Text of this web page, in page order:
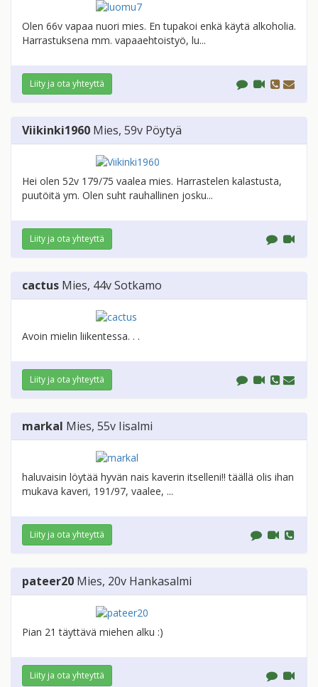
Olen 66v vapaa nuori mies. En tupakoi enkä käytä alkoholia.
Harrastuksena mm. vapaaehtoistyö, lu...
Liity ja ota yhteyttä
Viikinki1960 Mies, 59v Pöytyä
Hei olen 52v 179/75 vaalea mies. Harrastelen kalastusta,
puutöitä ym. Olen suht rauhallinen josku...
Liity ja ota yhteyttä
cactus Mies, 44vSotkamo
Avoin mielin liikentessa. . .
Liity ja ota yhteyttä
markal Mies, 55v Iisalmi
haluvaisin löytää hyvän nais kaverin itselleni!! täällä olis ihan
mukava kaveri, 191/97, vaalee, ...
Liity ja ota yhteyttä
pateer20 Mies, 20v Hankasalmi
Pian 21 täyttävä miehen alku :)
Liity ja ota yhteyttä